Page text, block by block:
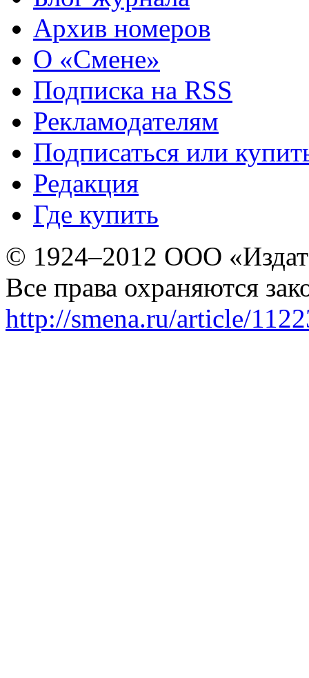
Архив номеров
О «Смене»
Подписка на RSS
Рекламодателям
Подписаться или
Редакция
Где купить
© 1924–2012 ООО
Все права охраняются
http://smena.ru/article/